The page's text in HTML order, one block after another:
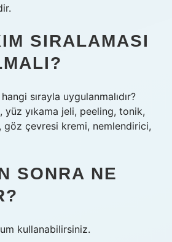
SIRALAMASI
sırayla uygulanmalıdır?
yıkama jeli, peeling, tonik,
çevresi kremi, nemlendirici,
SONRA NE
kullanabilirsiniz.